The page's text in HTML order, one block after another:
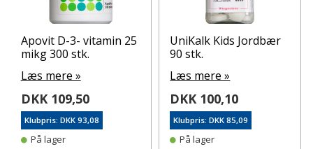
Apovit D-3- vitamin 25
mikg 300 stk.
Læs mere »
DKK 109,50
Klubpris: DKK 93,08
På lager
UniKalk Kids Jordbær
90 stk.
Læs mere »
DKK 100,10
Klubpris: DKK 85,09
På lager